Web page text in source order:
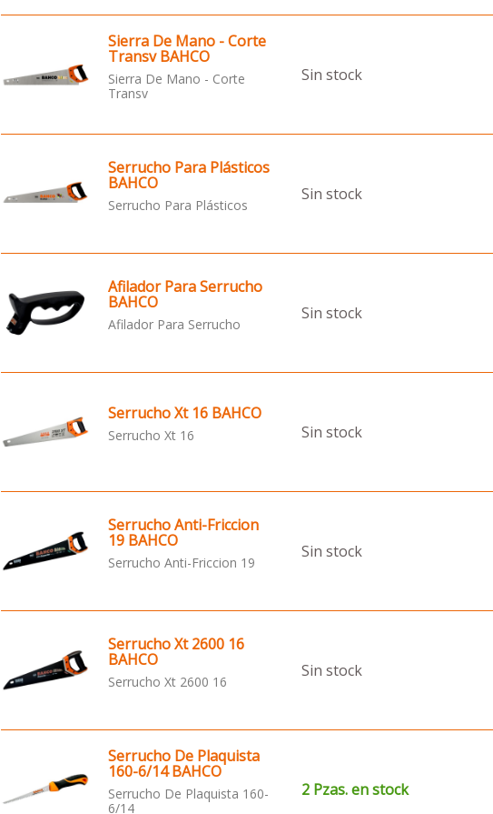
Sierra De Mano - Corte
Transv BAHCO
Sierra De Mano - Corte
Transv
Sin stock
Serrucho Para Plásticos
BAHCO
Serrucho Para Plásticos
Sin stock
Afilador Para Serrucho
BAHCO
Afilador Para Serrucho
Sin stock
Serrucho Xt 16 BAHCO
Serrucho Xt 16 Sin stock
Serrucho Anti-Friccion
19 BAHCO
Serrucho Anti-Friccion 19
Sin stock
Serrucho Xt 2600 16
BAHCO
Serrucho Xt 2600 16
Sin stock
Serrucho De Plaquista
160-6/14 BAHCO
Serrucho De Plaquista 160-
6/14
2 Pzas. en stock